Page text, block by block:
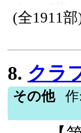
ら、嘆
らよ
ユーモア,
(全1911
8. クラフト
その他